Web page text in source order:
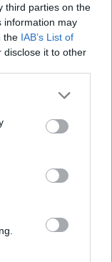
third parties on the
information may
the IAB’s List of
disclose it to other